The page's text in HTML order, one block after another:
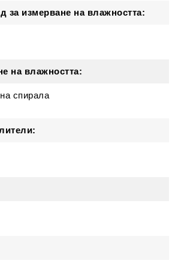
за измерване на влажността:
на влажността:
спирала